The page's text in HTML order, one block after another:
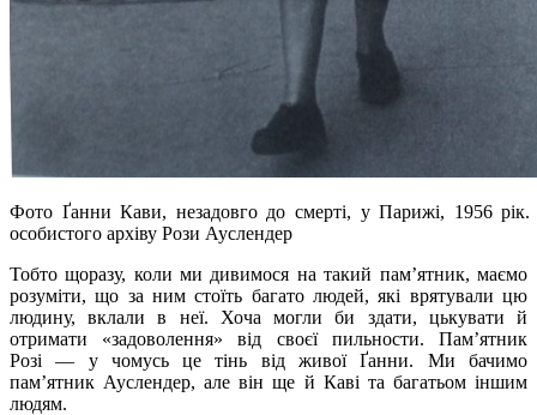
Фото Ґанни Кави, незадовго до смерті, у Парижі, 1956 рік.
особистого архіву Рози Ауслендер
Тобто щоразу, коли ми дивимося на такий пам’ятник, маємо
розуміти, що за ним стоїть багато людей, які врятували цю
людину, вклали в неї. Хоча могли би здати, цькувати й
отримати «задоволення» від своєї пильности. Пам’ятник
Розі — у чомусь це тінь від живої Ґанни. Ми бачимо
пам’ятник Ауслендер, але він ще й Каві та багатьом іншим
людям.